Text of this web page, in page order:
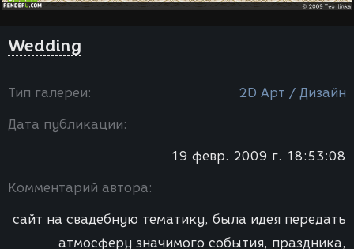
Wedding
Тип галереи: 2D Арт / Дизайн
Дата публикации:
19 февр. 2009 г. 18:53:08
Комментарий автора:
сайт на свадебную тематику, была идея передать
атмосферу значимого события, праздника,